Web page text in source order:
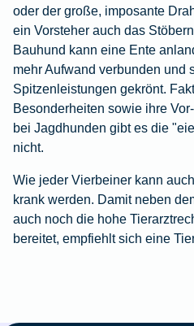
oder der große, imposante
ein Vorsteher auch das
Bauhund kann eine Ente
mehr Aufwand verbunden und
Spitzenleistungen gekrönt.
Besonderheiten sowie ihre
bei Jagdhunden gibt es die
nicht.
Wie jeder Vierbeiner kann
krank werden. Damit neben
auch noch die hohe
bereitet, empfiehlt sich eine